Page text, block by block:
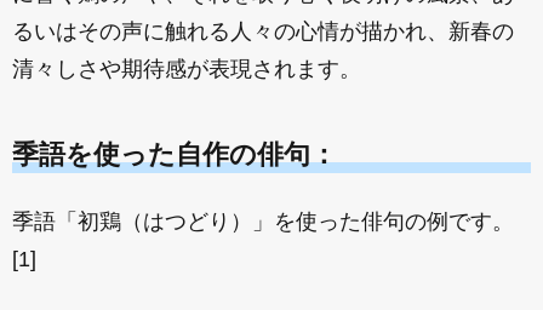
るいはその声に触れる人々の心情が描かれ、新春の
清々しさや期待感が表現されます。
季語を使った自作の俳句：
季語「初鶏（はつどり）」を使った俳句の例です。
[1]